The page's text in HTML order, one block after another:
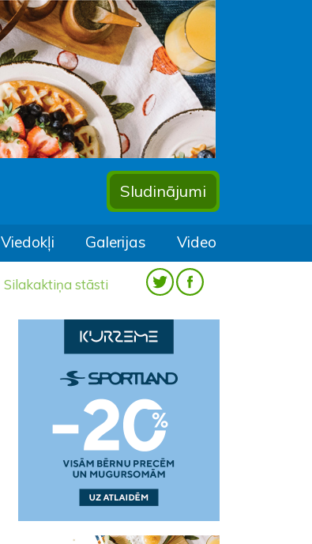
Sludinājumi
Viedokļi Galerijas Video
Silakaktiņa stāsti